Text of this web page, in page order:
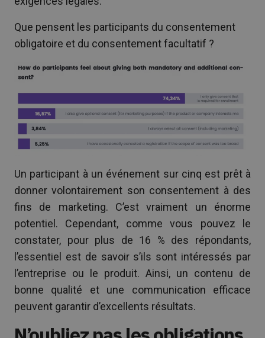
Que pensent les participants du consentement
obligatoire et du consentement facultatif ?
Un participant à un événement sur cinq est prêt à
donner volontairement son consentement à des
fins de marketing. C’est vraiment un énorme
potentiel. Cependant, comme vous pouvez le
constater, pour plus de 16 % des répondants,
l’essentiel est de savoir s’ils sont intéressés par
l’entreprise ou le produit. Ainsi, un contenu de
bonne qualité et une communication efficace
peuvent garantir d’excellents résultats.